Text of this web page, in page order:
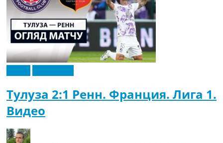
Тулуза 2:1 Ренн. Франция. Лига 1.
Видео